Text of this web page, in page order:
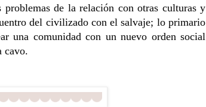
de la relación con otras culturas y
del civilizado con el salvaje; lo primario
una comunidad con un nuevo orden social
cavo.